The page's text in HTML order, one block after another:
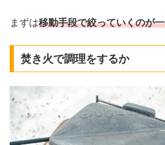
まずは移動手段で絞っていくのが
焚き火で調理をするか